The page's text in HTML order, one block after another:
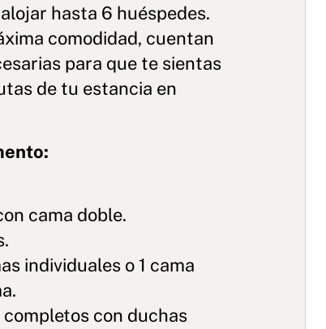
hasta 6 huéspedes.
comodidad, cuentan
para que te sientas
de tu estancia en
cama doble.
individuales o 1 cama
con duchas